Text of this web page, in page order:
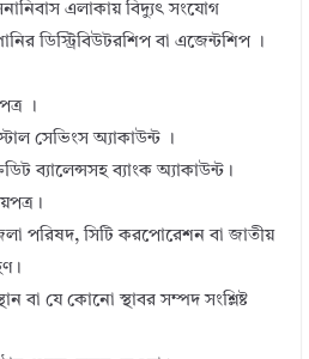
এলাকায় বিদ্যুৎ সংযোগ
ডিস্ট্রিবিউটরশিপ বা এজেন্টশিপ ।
।
সেভিংস অ্যাকাউন্ট ।
ব্যালেন্সসহ ব্যাংক অ্যাকাউন্ট।
পরিষদ, সিটি করপোরেশন বা জাতীয়
বা যে কোনো স্থাবর সম্পদ সংশ্লিষ্ট